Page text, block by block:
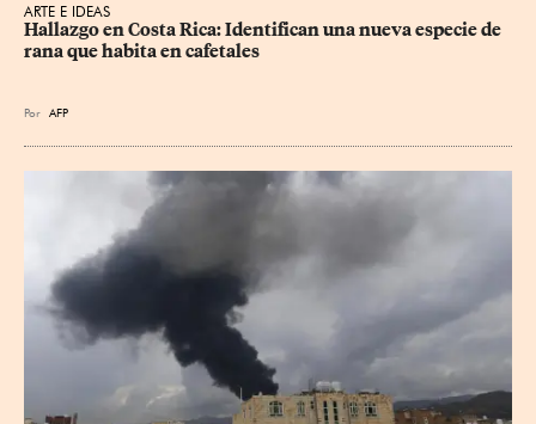
ARTE E IDEAS
Hallazgo en Costa Rica: Identifican una nueva especie de
rana que habita en cafetales
Por AFP